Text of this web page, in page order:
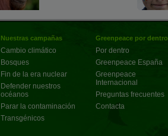
Nuestras campañas
Cambio climático
Bosques
Fin de la era nuclear
Defender nuestros
océanos
Parar la contaminación
Transgénicos
Greenpeace por dentro
Por dentro
Greenpeace España
Greenpeace
Internacional
Preguntas frecuentes
Contacta